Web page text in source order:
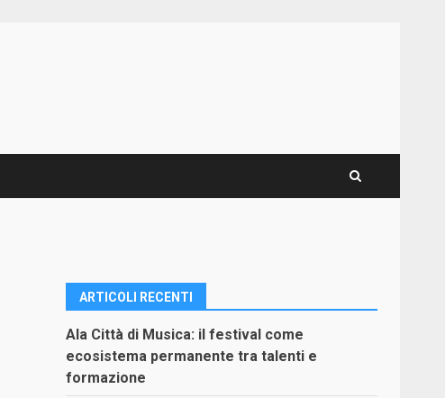
ARTICOLI RECENTI
Ala Città di Musica: il festival come
ecosistema permanente tra talenti e
formazione